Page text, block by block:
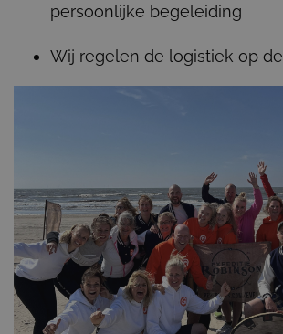
persoonlijke begeleiding
Wij regelen de logistiek op